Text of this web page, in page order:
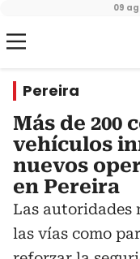
09
Pereira
Más de 200
vehículos
nuevos
en Pereira
Las autoridades
las vías como